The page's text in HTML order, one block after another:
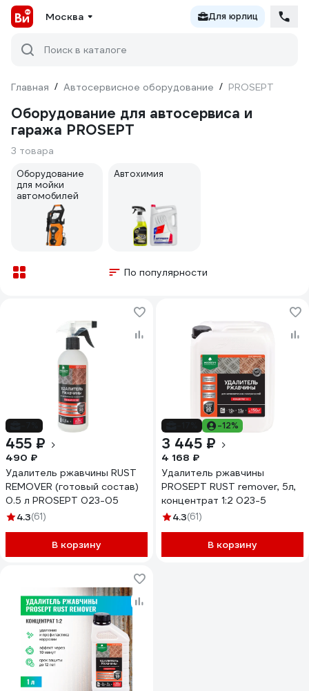
Москва Для юрлиц
Поиск в каталоге
Главная / Автосервисное оборудование / PROSEPT
Оборудование для автосервиса и
гаража PROSEPT
3 товара
Оборудование
для мойки
автомобилей
Автохимия
По популярности
455 ₽
490 ₽
Удалитель ржавчины RUST
REMOVER (готовый состав)
0.5 л PROSEPT 023-05
4.3(61)
В корзину
-12%
3 445 ₽
4 168 ₽
Удалитель ржавчины
PROSEPT RUST remover, 5л,
концентрат 1:2 023-5
4.3(61)
В корзину